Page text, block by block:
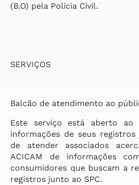
(B.O) pela Policia Civil.
SERVIÇOS
Balcão de atendimento ao
Este serviço está aberto ao
informações de seus
de atender associados
ACICAM de informações
consumidores que buscam a
registros junto ao SPC.